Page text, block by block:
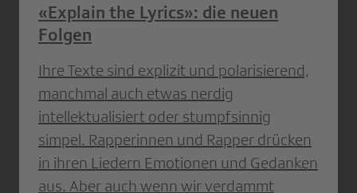
«Explain the Lyrics»: die neuen
Folgen
Ihre Texte sind explizit und polarisierend,
manchmal auch etwas nerdig
intellektualisiert oder stumpfsinnig
simpel. Rapperinnen und Rapper drücken
in ihren Liedern Emotionen und Gedanken
aus. Aber auch wenn wir verdammt